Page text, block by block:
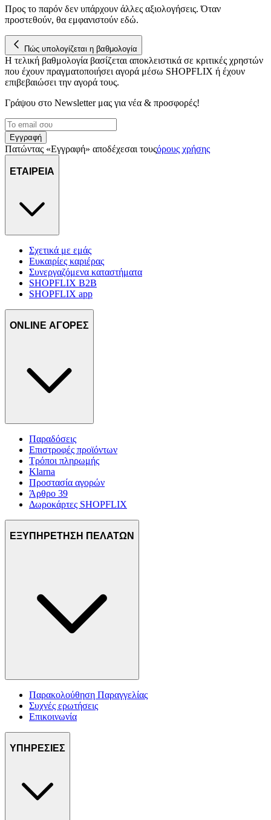
Προς το παρόν δεν υπάρχουν άλλες αξιολογήσεις. Όταν
προστεθούν, θα εμφανιστούν εδώ.
Πώς υπολογίζεται η βαθμολογία
Η τελική βαθμολογία βασίζεται αποκλειστικά σε κριτικές χρηστών
που έχουν πραγματοποιήσει αγορά μέσω SHOPFLIX ή έχουν
επιβεβαιώσει την αγορά τους.
Γράψου στο Νewsletter μας για νέα & προσφορές!
Εγγραφή
Πατώντας «Εγγραφή» αποδέχεσαι τουςόρους χρήσης
ΕΤΑΙΡΕΙΑ
Σχετικά με εμάς
Ευκαιρίες καριέρας
Συνεργαζόμενα καταστήματα
SHOPFLIX B2B
SHOPFLIX app
ONLINE ΑΓΟΡΕΣ
Παραδόσεις
Επιστροφές προϊόντων
Τρόποι πληρωμής
Klarna
Προστασία αγορών
Άρθρο 39
Δωροκάρτες SHOPFLIX
ΕΞΥΠΗΡΕΤΗΣΗ ΠΕΛΑΤΩΝ
Παρακολούθηση Παραγγελίας
Συχνές ερωτήσεις
Επικοινωνία
ΥΠΗΡΕΣΙΕΣ